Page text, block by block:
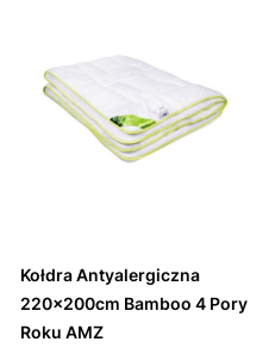
Kołdra Antyalergiczna
220x200cm Bamboo 4 Pory
Roku AMZ